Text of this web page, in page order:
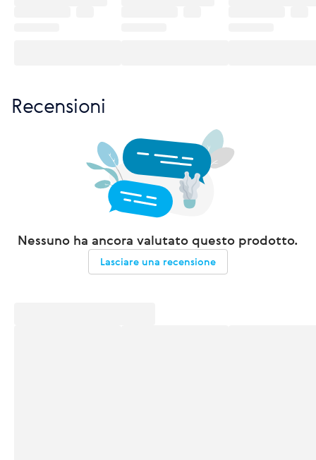
Recensioni
Nessuno ha ancora valutato questo prodotto.
Lasciare una recensione